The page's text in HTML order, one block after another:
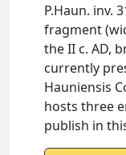
P.Haun. inv.
fragment
the II c. AD,
currently
Hauniensis
hosts three
publish in